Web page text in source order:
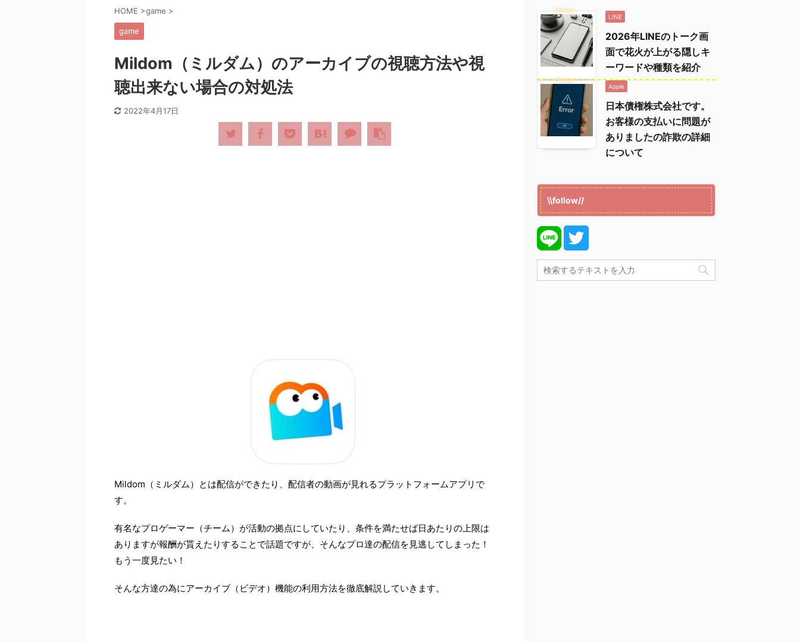
HOME >game >
game
Mildom（ミルダム）のアーカイブの視聴方法や視
聴出来ない場合の対処法
2022年4月17日
Mildom（ミルダム）とは配信ができたり、配信者の動画が見れるプラットフォームアプリで
す。
有名なプロゲーマー（チーム）が活動の拠点にしていたり、条件を満たせば日あたりの上限は
ありますが報酬が貰えたりすることで話題ですが、そんなプロ達の配信を見逃してしまった！
もう一度見たい！
そんな方達の為にアーカイブ（ビデオ）機能の利用方法を徹底解説していきます。
LINE
2026年LINEのトーク画
面で花火が上がる隠しキ
ーワードや種類を紹介
Apple
日本債権株式会社です。
お客様の支払いに問題が
ありましたの詐欺の詳細
について
\\follow//